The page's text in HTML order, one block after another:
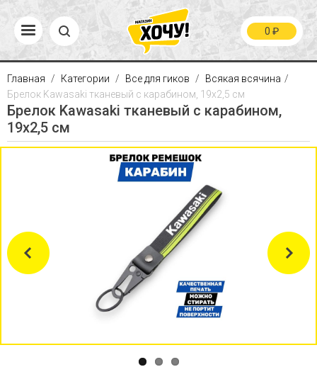
0 ₽
Главная Категории Все для гиков
Всякая всячина
Брелок Kawasaki тканевый с карабином, 19х2,5 см
Брелок Kawasaki тканевый с карабином,
19х2,5 см